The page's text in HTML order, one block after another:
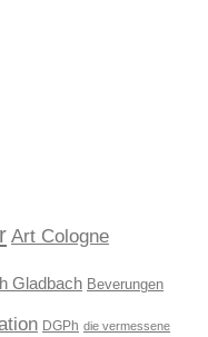
Art Cologne
Gladbach Beverungen
DGPh die vermessene